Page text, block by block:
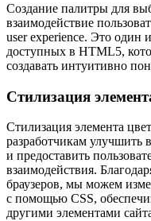
Создание палитры для
взаимодействие
user experience. Это один
доступных в HTML5,
создавать интуитивно
Стилизация
Стилизация элемента
разработчикам улучшить
и предоставить
взаимодействия.
браузеров, мы можем
с помощью CSS,
другими элементами